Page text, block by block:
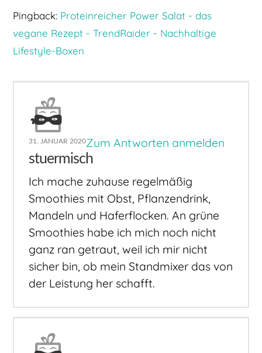
Pingback: Proteinreicher Power Salat - das
vegane Rezept - TrendRaider - Nachhaltige
Lifestyle-Boxen
31. JANUAR 2020Zum Antworten anmelden
stuermisch
Ich mache zuhause regelmäßig
Smoothies mit Obst, Pflanzendrink,
Mandeln und Haferflocken. An grüne
Smoothies habe ich mich noch nicht
ganz ran getraut, weil ich mir nicht
sicher bin, ob mein Standmixer das von
der Leistung her schafft.